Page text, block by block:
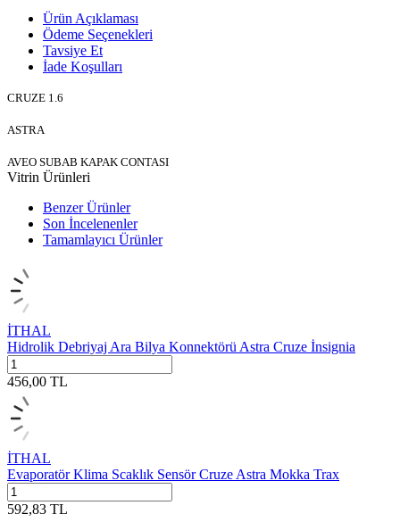
Ürün Açıklaması
Ödeme Seçenekleri
Tavsiye Et
İade Koşulları
CRUZE 1.6
ASTRA
AVEO SUBAB KAPAK CONTASI
Vitrin Ürünleri
Benzer Ürünler
Son İncelenenler
Tamamlayıcı Ürünler
İTHAL
Hidrolik Debriyaj Ara Bilya Konnektörü Astra Cruze İnsignia
456,00 TL
İTHAL
Evaporatör Klima Scaklık Sensör Cruze Astra Mokka Trax
592,83 TL